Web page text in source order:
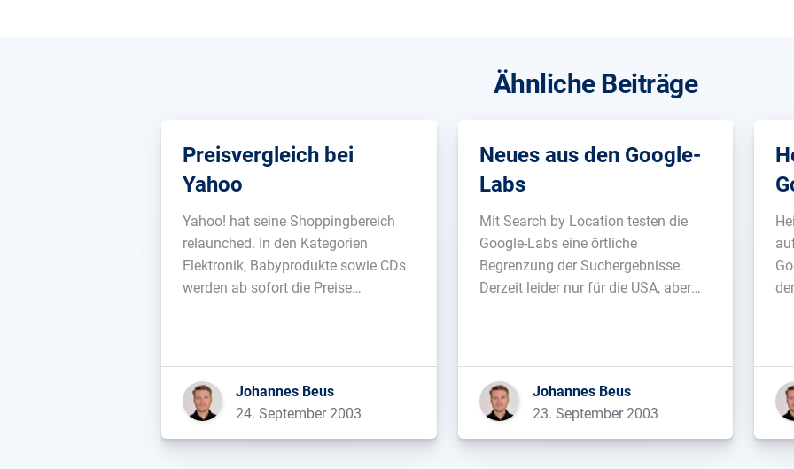
Ähnliche Beiträge
Preisvergleich bei
Yahoo
Yahoo! hat seine Shoppingbereich
relaunched. In den Kategorien
Elektronik, Babyprodukte sowie CDs
werden ab sofort die Preise
gehe aber davon aus, dass an der
Datenbasis gearbeitet wird....
Johannes Beus
24. September 2003
Neues aus den Google-
Labs
Mit Search by Location testen die
Google-Labs eine örtliche
Begrenzung der Suchergebnisse.
Derzeit leider nur für die USA, aber
Johannes Beus
23. September 2003